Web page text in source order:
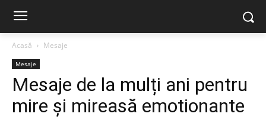
Acasă Mesaje
Mesaje
Mesaje de la mulți ani pentru
mire și mireasă emotionante